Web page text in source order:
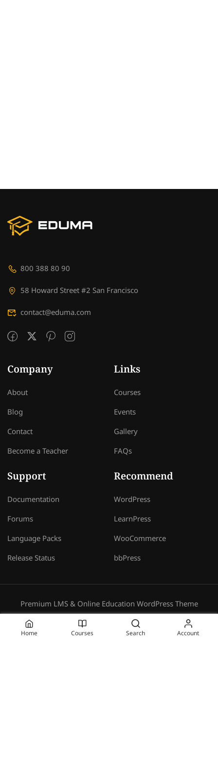
800 388 80 90
58 Howard Street #2 San Francisco
contact@eduma.com
Company
About
Blog
Contact
Become a Teacher
Links
Courses
Events
Gallery
FAQs
Support
Documentation
Forums
Language Packs
Release Status
Recommend
WordPress
LearnPress
WooCommerce
bbPress
Premium LMS & Online Education WordPress Theme
Terms Sitemap
Home Courses Search Account